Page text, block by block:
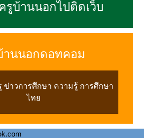
รูบ้านนอกไปติดเว็บ
านนอกดอทคอม
ข่าวการศึกษา ความรู้ การศึกษา
ไทย